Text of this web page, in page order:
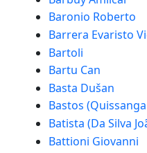
Baronio Roberto
Barrera Evaristo
Bartoli
Bartu Can
Basta Dušan
Bastos
Batista (Da Silva
Battioni Giovanni